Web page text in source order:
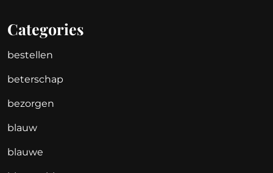
Categories
bestellen
beterschap
bezorgen
blauw
blauwe